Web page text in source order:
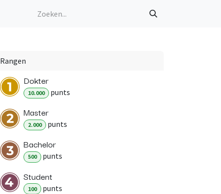
Rangen
Dokter
10.000 punts
Master
2.000 punts
Bachelor
500 punts
Student
100 punts